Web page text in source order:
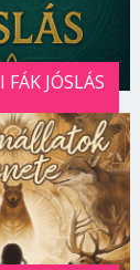
FÁK JÓSLÁS